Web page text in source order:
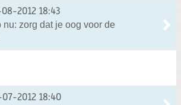
08-2012 18:43
nu: zorg dat je oog voor de
07-2012 18:40